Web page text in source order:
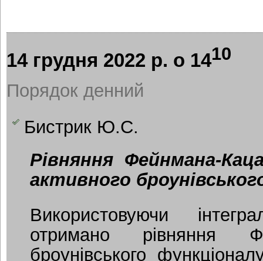
14 грудня 2022 р. о 1410
Порядок денний
Бистрик Ю.С.
Рівняння Фейнмана-
активного
Використовуючи
отримано рівняння
броунівського